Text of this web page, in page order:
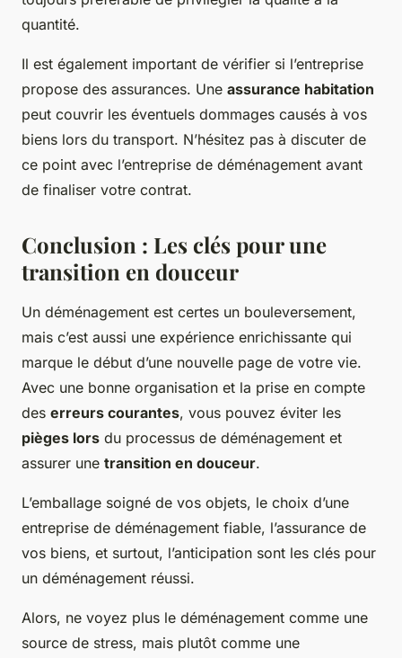
quantité.
Il est également important de vérifier si l’entreprise
propose des assurances. Une assurance habitation
peut couvrir les éventuels dommages causés à vos
biens lors du transport. N’hésitez pas à discuter de
ce point avec l’entreprise de déménagement avant
de finaliser votre contrat.
Conclusion : Les clés pour une
transition en douceur
Un déménagement est certes un bouleversement,
mais c’est aussi une expérience enrichissante qui
marque le début d’une nouvelle page de votre vie.
Avec une bonne organisation et la prise en compte
des erreurs courantes, vous pouvez éviter les
pièges lors du processus de déménagement et
assurer une transition en douceur.
L’emballage soigné de vos objets, le choix d’une
entreprise de déménagement fiable, l’assurance de
vos biens, et surtout, l’anticipation sont les clés pour
un déménagement réussi.
Alors, ne voyez plus le déménagement comme une
source de stress, mais plutôt comme une